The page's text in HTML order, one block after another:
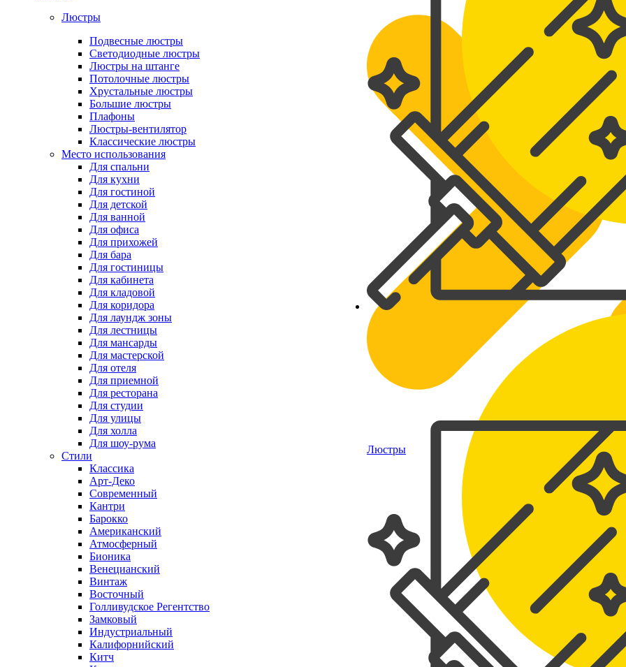
Люстры
Люстры
Подвесные люстры
Светодиодные люстры
Люстры на штанге
Потолочные люстры
Хрустальные люстры
Большие люстры
Плафоны
Люстры-вентилятор
Классические люстры
Место использования
Для спальни
Для кухни
Для гостиной
Для детской
Для ванной
Для офиса
Для прихожей
Для бара
Для гостиницы
Для кабинета
Для кладовой
Для коридора
Для лаундж зоны
Для лестницы
Для мансарды
Для мастерской
Для отеля
Для приемной
Для ресторана
Для студии
Для улицы
Для холла
Для шоу-рума
Стили
Классика
Арт-Деко
Современный
Кантри
Барокко
Американский
Атмосферный
Бионика
Венецианский
Винтаж
Восточный
Голливудское Регентство
Замковый
Индустриальный
Калифорнийский
Китч